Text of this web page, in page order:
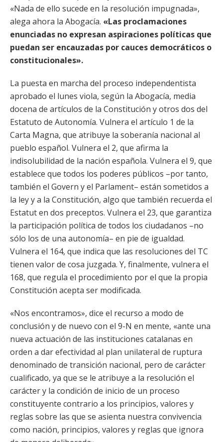
«Nada de ello sucede en la resolución impugnada»,
alega ahora la Abogacía. «Las proclamaciones
enunciadas no expresan aspiraciones políticas que
puedan ser encauzadas por cauces democráticos o
constitucionales».
La puesta en marcha del proceso independentista
aprobado el lunes viola, según la Abogacía, media
docena de artículos de la Constitución y otros dos del
Estatuto de Autonomía. Vulnera el artículo 1 de la
Carta Magna, que atribuye la soberanía nacional al
pueblo español. Vulnera el 2, que afirma la
indisolubilidad de la nación española. Vulnera el 9, que
establece que todos los poderes públicos –por tanto,
también el Govern y el Parlament– están sometidos a
la ley y a la Constitución, algo que también recuerda el
Estatut en dos preceptos. Vulnera el 23, que garantiza
la participación política de todos los ciudadanos –no
sólo los de una autonomía– en pie de igualdad.
Vulnera el 164, que indica que las resoluciones del TC
tienen valor de cosa juzgada. Y, finalmente, vulnera el
168, que regula el procedimiento por el que la propia
Constitución acepta ser modificada.
«Nos encontramos», dice el recurso a modo de
conclusión y de nuevo con el 9-N en mente, «ante una
nueva actuación de las instituciones catalanas en
orden a dar efectividad al plan unilateral de ruptura
denominado de transición nacional, pero de carácter
cualificado, ya que se le atribuye a la resolución el
carácter y la condición de inicio de un proceso
constituyente contrario a los principios, valores y
reglas sobre las que se asienta nuestra convivencia
como nación, principios, valores y reglas que ignora